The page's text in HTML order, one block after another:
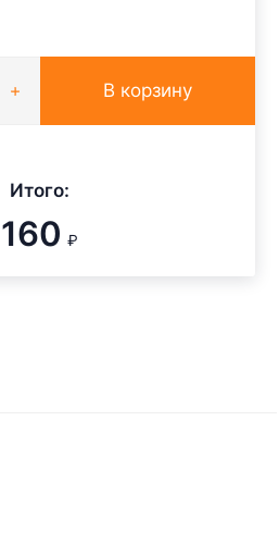
В корзину
Итого:
160 ₽